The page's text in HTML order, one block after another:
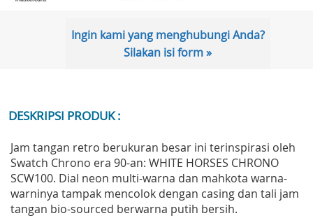
Ingin kami yang menghubungi Anda?
Silakan isi form »
DESKRIPSI PRODUK :
Jam tangan retro berukuran besar ini terinspirasi oleh
Swatch Chrono era 90-an: WHITE HORSES CHRONO
SCW100. Dial neon multi-warna dan mahkota warna-
warninya tampak mencolok dengan casing dan tali jam
tangan bio-sourced berwarna putih bersih.